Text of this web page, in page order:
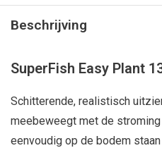
Beschrijving
SuperFish Easy Plant
Schitterende, realistisch
meebeweegt met de
eenvoudig op de bodem